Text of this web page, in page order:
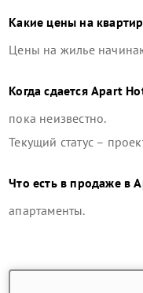
Какие цены на
Цены на жилье
Когда сдаетсяApart
пока неизвестно.
Текущий статус –
Что есть в продаже в
апартаменты.